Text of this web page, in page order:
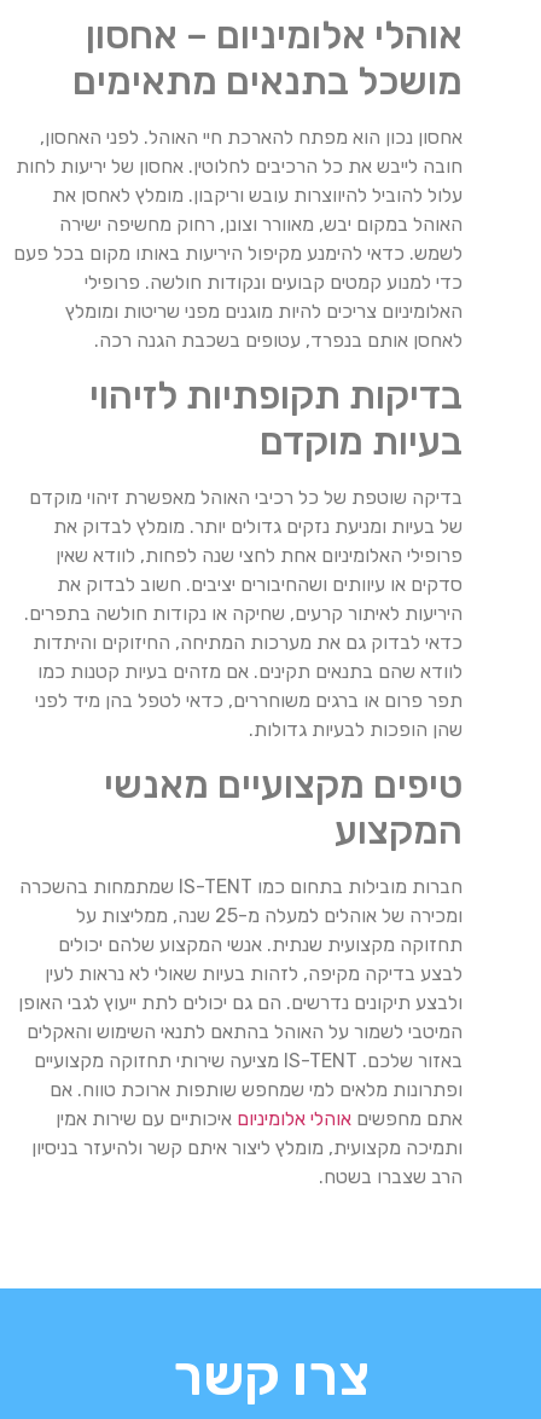
אוהלי אלומיניום – אחסון
מושכל בתנאים מתאימים
אחסון נכון הוא מפתח להארכת חיי האוהל. לפני האחסון,
חובה לייבש את כל הרכיבים לחלוטין. אחסון של יריעות לחות
עלול להוביל להיווצרות עובש וריקבון. מומלץ לאחסן את
האוהל במקום יבש, מאוורר וצונן, רחוק מחשיפה ישירה
לשמש. כדאי להימנע מקיפול היריעות באותו מקום בכל פעם
כדי למנוע קמטים קבועים ונקודות חולשה. פרופילי
האלומיניום צריכים להיות מוגנים מפני שריטות ומומלץ
לאחסן אותם בנפרד, עטופים בשכבת הגנה רכה.
בדיקות תקופתיות לזיהוי
בעיות מוקדם
בדיקה שוטפת של כל רכיבי האוהל מאפשרת זיהוי מוקדם
של בעיות ומניעת נזקים גדולים יותר. מומלץ לבדוק את
פרופילי האלומיניום אחת לחצי שנה לפחות, לוודא שאין
סדקים או עיוותים ושהחיבורים יציבים. חשוב לבדוק את
היריעות לאיתור קרעים, שחיקה או נקודות חולשה בתפרים.
כדאי לבדוק גם את מערכות המתיחה, החיזוקים והיתדות
לוודא שהם בתנאים תקינים. אם מזהים בעיות קטנות כמו
תפר פרום או ברגים משוחררים, כדאי לטפל בהן מיד לפני
שהן הופכות לבעיות גדולות.
טיפים מקצועיים מאנשי
המקצוע
חברות מובילות בתחום כמו IS-TENT שמתמחות בהשכרה
ומכירה של אוהלים למעלה מ-25 שנה, ממליצות על
תחזוקה מקצועית שנתית. אנשי המקצוע שלהם יכולים
לבצע בדיקה מקיפה, לזהות בעיות שאולי לא נראות לעין
ולבצע תיקונים נדרשים. הם גם יכולים לתת ייעוץ לגבי האופן
המיטבי לשמור על האוהל בהתאם לתנאי השימוש והאקלים
באזור שלכם. IS-TENT מציעה שירותי תחזוקה מקצועיים
ופתרונות מלאים למי שמחפש שותפות ארוכת טווח. אם
אתם מחפשים אוהלי אלומיניום איכותיים עם שירות אמין
ותמיכה מקצועית, מומלץ ליצור איתם קשר ולהיעזר בניסיון
הרב שצברו בשטח.
צרו קשר